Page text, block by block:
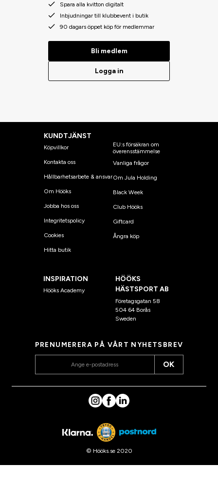
Spara alla kvitton digitalt
Inbjudningar till klubbevent i butik
90 dagars öppet köp för medlemmar
Bli medlem
Logga in
KUNDTJÄNST
Köpvillkor
Kontakta oss
Hållbarhetsarbete & ansvar
Om Hööks
Jobba hos oss
Integritetspolicy
Cookies
Hitta butik
EU:s försäkran om
överensstämmelse
Vanliga frågor
Om Jula Holding
Black Week
Club Hööks
Giftcard
Ångra köp
INSPIRATION
Hööks Academy
HÖÖKS
HÄSTSPORT AB
Företagsgatan 58
504 64 Borås
Sweden
PRENUMERERA PÅ VÅRT NYHETSBREV
OK
© Hööks.se 2020